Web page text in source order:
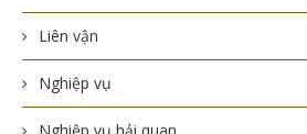
Liên vận
Nghiệp vụ
Nghiệp vụ hải quan